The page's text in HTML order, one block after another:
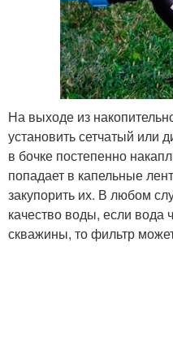
На выходе из
установить сетчатый или
в бочке постепенно
попадает в капельные
закупорить их. В любом
качество воды, если вода
скважины, то фильтр